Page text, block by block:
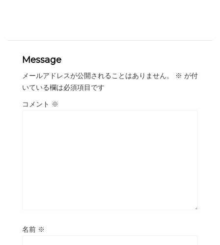
Message
メールアドレスが公開されることはありません。 ※ が付
いている欄は必須項目です
コメント ※
名前 ※